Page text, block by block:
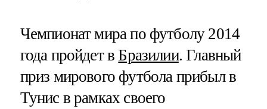
Чемпионат мира по футболу 2014
года пройдет в Бразилии. Главный
приз мирового футбола прибыл в
Тунис в рамках своего